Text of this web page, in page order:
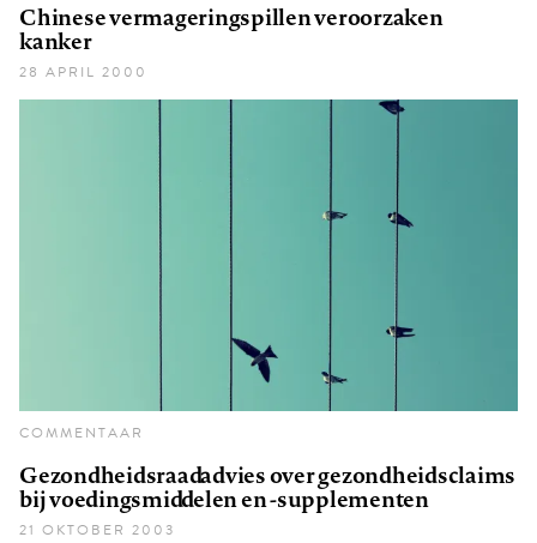
Chinese vermageringspillen veroorzaken
kanker
28 APRIL 2000
COMMENTAAR
Gezondheidsraadadvies over gezondheidsclaims
bij voedingsmiddelen en -supplementen
21 OKTOBER 2003